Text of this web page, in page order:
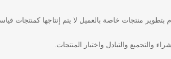
منتجات خاصة بالعميل لا يتم إنتاجها كمنتجات
والتجميع والتبادل واختبار المنتجات.